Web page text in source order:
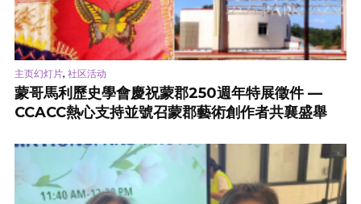
主页幻灯片, 社区活动
蒙哥馬利歷史學會慶祝蒙郡250週年特展徵件 —
CCACC熱心支持並號召蒙郡藝術創作者共襄盛舉